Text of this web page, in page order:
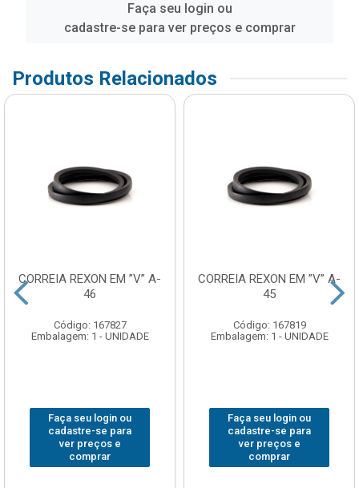
Faça seu login ou
cadastre-se para ver preços e comprar
Produtos Relacionados
CORREIA REXON EM ”V” A-
46
Código: 167827
Embalagem: 1 - UNIDADE
Faça seu login ou
cadastre-se para
ver preços e
comprar
CORREIA REXON EM ”V” A-
45
Código: 167819
Embalagem: 1 - UNIDADE
Faça seu login ou
cadastre-se para
ver preços e
comprar